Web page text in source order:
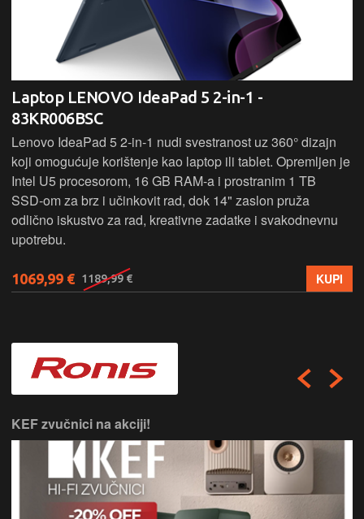
Laptop LENOVO IdeaPad 5 2-in-1 -
83KR006BSC
Lenovo IdeaPad 5 2‑in‑1 nudi svestranost uz 360° dizajn
koji omogućuje korištenje kao laptop ili tablet. Opremljen je
Intel U5 procesorom, 16 GB RAM-a i prostranim 1 TB
SSD‑om za brz i učinkovit rad, dok 14" zaslon pruža
odlično iskustvo za rad, kreativne zadatke i svakodnevnu
upotrebu.
1069,99 € 1189,99 € KUPI
KEF zvučnici na akciji!